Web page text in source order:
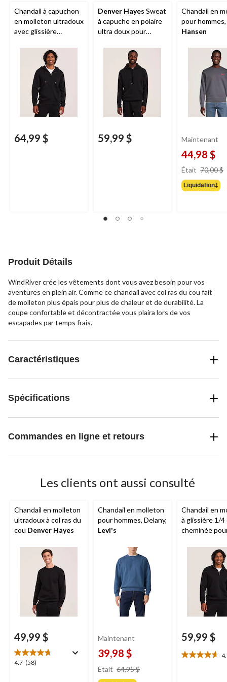
Chandail à capuchon
en molleton ultradoux
avec glissière
64,99 $
Denver Hayes Sweat
à capuche en polaire
ultra doux pour
59,99 $
Chandail en
pour hommes,
Hansen
Maintenant
44,98 $
Était 70,00 $
Liquidation‡
Produit Détails
WindRiver crée les vêtements dont vous avez besoin pour vos
aventures en plein air. Comme ce chandail avec col ras du cou fait
de molleton plus épais pour plus de chaleur et de durabilité. La
coupe confortable et décontractée vous plaira lors de vos
escapades par temps frais.
Caractéristiques
Spécifications
Commandes en ligne et retours
Les clients ont aussi consulté
Chandail en molleton
ultradoux à col ras du
cou Denver Hayes
49,99 $
4.7 (58)
4.7
Chandail en molleton
pour hommes, Delany,
Levi's
Maintenant
39,98 $
Était 64,95 $
Chandail en
à glissière 1/4
cheminée
59,99 $
4.7